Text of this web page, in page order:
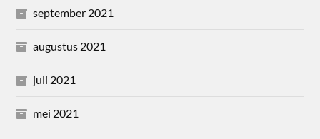
september 2021
augustus 2021
juli 2021
mei 2021